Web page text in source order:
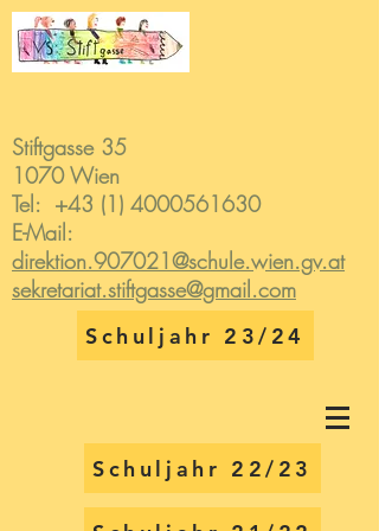
Stiftgasse 35
1070 Wien
Tel: +43 (1) 4000561630
E-Mail:
direktion.907021@schule.wien.gv.at
sekretariat.stiftgasse@gmail.com
Schuljahr 23/24
Schuljahr 22/23